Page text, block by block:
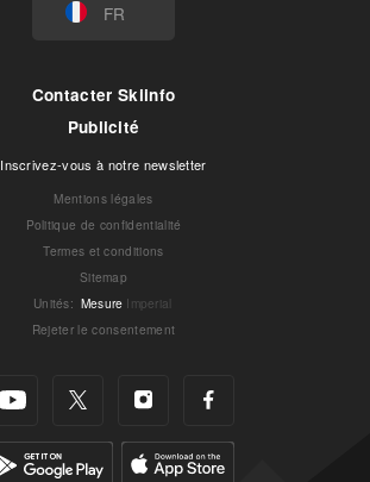
FR
Contacter Skiinfo
Publicité
Inscrivez-vous à notre newsletter
Mentions légales
Politique de confidentialité
Termes et conditions
Sitemap
Unités: Mesure Imperial
Rejeter le consentement